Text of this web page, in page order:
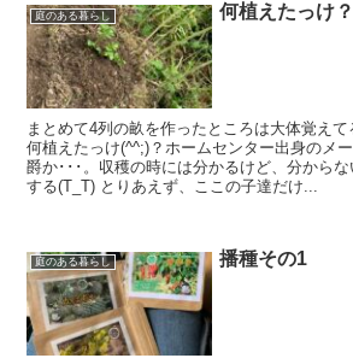
庭のある暮らし 何植えたっけ？
まとめて4列の畝を作ったところは大体覚えて
何植えたっけ(^^;)？ホームセンター出身のメ
爵か･･･。収穫の時には分かるけど、分から
する(T_T) とりあえず、ここの子達だけ...
庭のある暮らし 播種その1